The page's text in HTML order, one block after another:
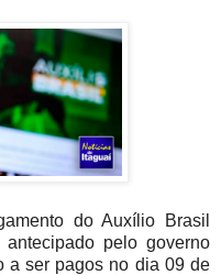
do Auxílio Brasil
pelo governo
a ser pagos no dia 09 de